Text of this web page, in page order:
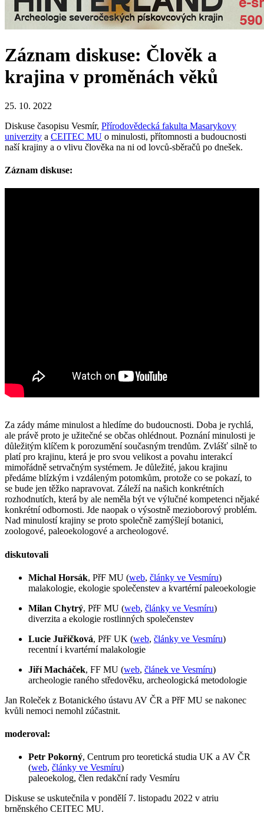
Záznam diskuse: Člověk a
krajina v proměnách věků
25. 10. 2022
Diskuse časopisu Vesmír, Přírodovědecká fakulta Masarykovy
univerzity a CEITEC MU o minulosti, přítomnosti a budoucnosti
naší krajiny a o vlivu člověka na ni od lovců-sběračů po dnešek.
Záznam diskuse:
Za zády máme minulost a hledíme do budoucnosti. Doba je rychlá,
ale právě proto je užitečné se občas ohlédnout. Poznání minulosti je
důležitým klíčem k porozumění současným trendům. Zvlášť silně to
platí pro krajinu, která je pro svou velikost a povahu interakcí
mimořádně setrvačným systémem. Je důležité, jakou krajinu
předáme blízkým i vzdáleným potomkům, protože co se pokazí, to
se bude jen těžko napravovat. Záleží na našich konkrétních
rozhodnutích, která by ale neměla být ve výlučné kompetenci nějaké
konkrétní odbornosti. Jde naopak o výsostně mezioborový problém.
Nad minulostí krajiny se proto společně zamýšlejí botanici,
zoologové, paleoekologové a archeologové.
diskutovali
Michal Horsák, PřF MU (web, články ve Vesmíru)
malakologie, ekologie společenstev a kvartérní paleoekologie
Milan Chytrý, PřF MU (web, články ve Vesmíru)
diverzita a ekologie rostlinných společenstev
Lucie Juřičková, PřF UK (web, články ve Vesmíru)
recentní i kvartérní malakologie
Jiří Macháček, FF MU (web, článek ve Vesmíru)
archeologie raného středověku, archeologická metodologie
Jan Roleček z Botanického ústavu AV ČR a PřF MU se nakonec
kvůli nemoci nemohl zúčastnit.
moderoval:
Petr Pokorný, Centrum pro teoretická studia UK a AV ČR
(web, články ve Vesmíru)
paleoekolog, člen redakční rady Vesmíru
Diskuse se uskutečnila v pondělí 7. listopadu 2022 v atriu
brněnského CEITEC MU.